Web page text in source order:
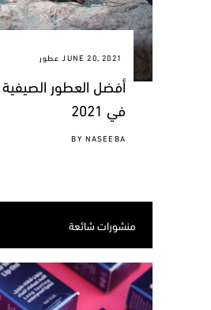
منشورات شائعة
JUNE 20, 2021 عطور
أفضل العطور
في 2021
BY NASEEBA